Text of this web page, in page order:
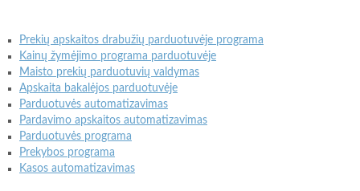
Prekių apskaitos drabužių parduotuvėje programa
Kainų žymėjimo programa parduotuvėje
Maisto prekių parduotuvių valdymas
Apskaita bakalėjos parduotuvėje
Parduotuvės automatizavimas
Pardavimo apskaitos automatizavimas
Parduotuvės programa
Prekybos programa
Kasos automatizavimas